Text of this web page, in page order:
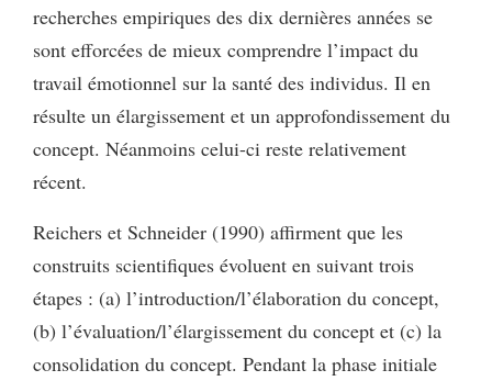
recherches empiriques des dix dernières années se
sont efforcées de mieux comprendre l’impact du
travail émotionnel sur la santé des individus. Il en
résulte un élargissement et un approfondissement du
concept. Néanmoins celui-ci reste relativement
récent.
Reichers et Schneider (1990) affirment que les
construits scientifiques évoluent en suivant trois
étapes : (a) l’introduction/l’élaboration du concept,
(b) l’évaluation/l’élargissement du concept et (c) la
consolidation du concept. Pendant la phase initiale